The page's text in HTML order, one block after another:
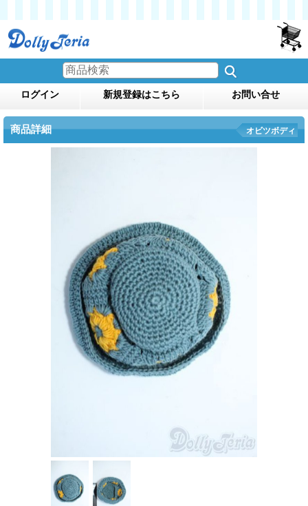
ログイン 新規登録はこちら お問い合せ
商品詳細 オビツボディ